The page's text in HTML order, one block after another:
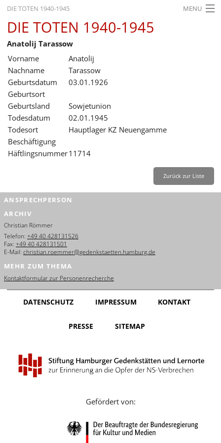
DIE TOTEN 1940-1945 MENU
STARTSEITE
AKTUELLES
AUSSTELLUNGEN
GESCHICHTE
BILDUNG
FORSCHUNG
SERVICE
Français
Dansk
Español
Nederlands
Português
Русский
Leichte Sprache
DIE TOTEN 1940-1945
Anatolij Tarassow
Vorname
Anatolij
Nachname
Tarassow
Geburtsdatum
03.01.1926
Geburtsort
Geburtsland
Sowjetunion
Todesdatum
02.01.1945
Todesort
Hauptlager KZ Neuengamme
Beschäftigung
Häftlingsnummer11714
Zurück zur Liste
ANSPRECHPERSON
ARCHIV
Christian Römmer
Telefon: +49 40 428131526
Fax: +49 40 428131501
E-Mail: christian.roemmer@gedenkstaetten.hamburg.de
MEHR ZUM THEMA
Kontaktformular zur Personenrecherche
DATENSCHUTZ IMPRESSUM KONTAKT
PRESSE SITEMAP
Gefördert von: